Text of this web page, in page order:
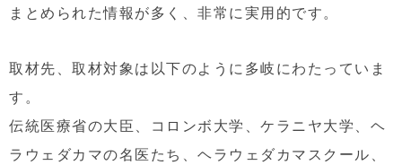
まとめられた情報が多く、非常に実用的です。
取材先、取材対象は以下のように多岐にわたっていま
す。
伝統医療省の大臣、コロンボ大学、ケラニヤ大学、ヘ
ラウェダカマの名医たち、ヘラウェダカマスクール、